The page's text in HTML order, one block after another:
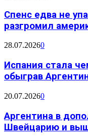
Спенс едва не
разгромил
28.07.20260
Испания стала
обыграв
20.07.20260
Аргентина в
Швейцарию и